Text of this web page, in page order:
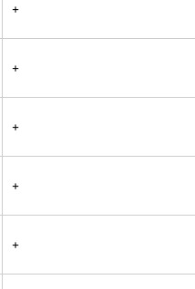
+
+
+
+
+